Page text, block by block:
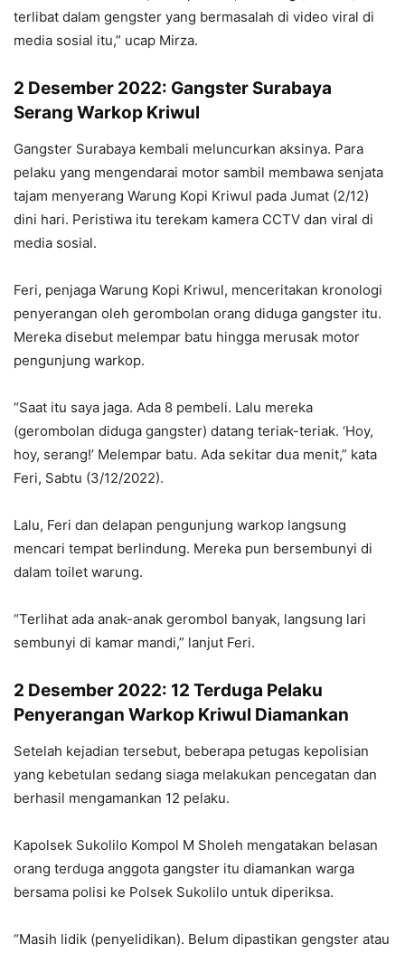
terlibat dalam gengster yang bermasalah di video viral di
media sosial itu,” ucap Mirza.
2 Desember 2022: Gangster Surabaya
Serang Warkop Kriwul
Gangster Surabaya kembali meluncurkan aksinya. Para
pelaku yang mengendarai motor sambil membawa senjata
tajam menyerang Warung Kopi Kriwul pada Jumat (2/12)
dini hari. Peristiwa itu terekam kamera CCTV dan viral di
media sosial.
Feri, penjaga Warung Kopi Kriwul, menceritakan kronologi
penyerangan oleh gerombolan orang diduga gangster itu.
Mereka disebut melempar batu hingga merusak motor
pengunjung warkop.
“Saat itu saya jaga. Ada 8 pembeli. Lalu mereka
(gerombolan diduga gangster) datang teriak-teriak. ‘Hoy,
hoy, serang!’ Melempar batu. Ada sekitar dua menit,” kata
Feri, Sabtu (3/12/2022).
Lalu, Feri dan delapan pengunjung warkop langsung
mencari tempat berlindung. Mereka pun bersembunyi di
dalam toilet warung.
“Terlihat ada anak-anak gerombol banyak, langsung lari
sembunyi di kamar mandi,” lanjut Feri.
2 Desember 2022: 12 Terduga Pelaku
Penyerangan Warkop Kriwul Diamankan
Setelah kejadian tersebut, beberapa petugas kepolisian
yang kebetulan sedang siaga melakukan pencegatan dan
berhasil mengamankan 12 pelaku.
Kapolsek Sukolilo Kompol M Sholeh mengatakan belasan
orang terduga anggota gangster itu diamankan warga
bersama polisi ke Polsek Sukolilo untuk diperiksa.
“Masih lidik (penyelidikan). Belum dipastikan gengster atau